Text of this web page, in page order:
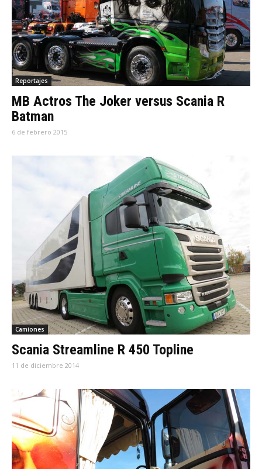
Reportajes
MB Actros The Joker versus Scania R
Batman
6 de febrero 2015
Camiones
Scania Streamline R 450 Topline
11 de diciembre 2014